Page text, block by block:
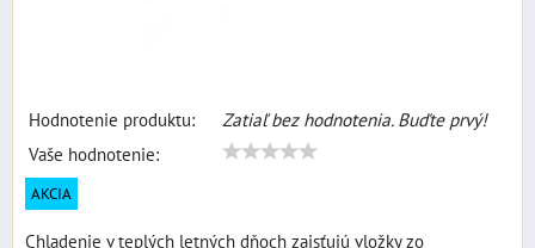
Hodnotenie produktu:
Zatiaľ bez hodnotenia. Buďte prvý!
Vaše hodnotenie:
AKCIA
Chladenie v teplých letných dňoch zaisťujú vložky zo